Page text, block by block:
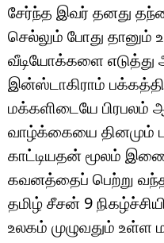
சேர்ந்த இவர் தனது
செல்லும் போது தானும்
வீடியோக்களை எடுத்து
இன்ஸ்டாகிராம்
மக்களிடையே
வாழ்க்கையை தினமும்
காட்டியதன் மூலம்
கவனத்தைப் பெற்று வந்த
தமிழ் சீசன் 9
உலகம் முழுவதும் உள்ள